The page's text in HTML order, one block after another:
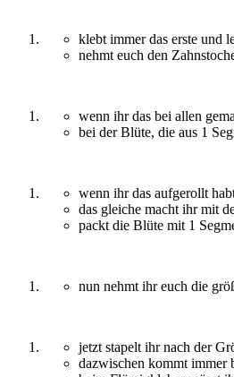
klebt immer das erste und
nehmt euch den
wenn ihr das bei allen
bei der Blüte, die aus 1
wenn ihr das aufgerollt
das gleiche macht ihr mit
packt die Blüte mit 1
nun nehmt ihr euch die
jetzt stapelt ihr nach der
dazwischen kommt immer